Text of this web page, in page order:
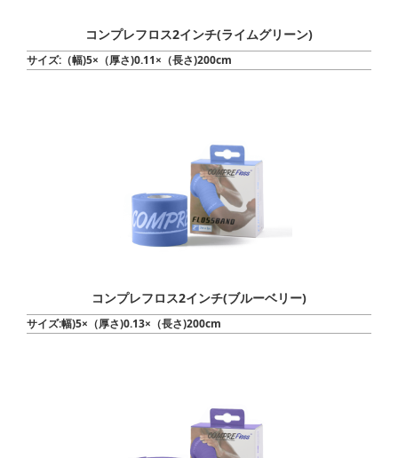
コンプレフロス2インチ(ライムグリーン)
サイズ:（幅)5×（厚さ)0.11×（長さ)200cm
コンプレフロス2インチ(ブルーベリー)
サイズ:幅)5×（厚さ)0.13×（長さ)200cm